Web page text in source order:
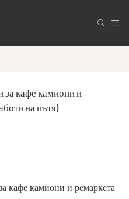
кафе камиони и
на пътя)
кафе камиони и ремаркета